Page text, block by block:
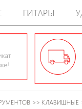
ГИТАРЫ
>> КЛАВИШНЫЕ